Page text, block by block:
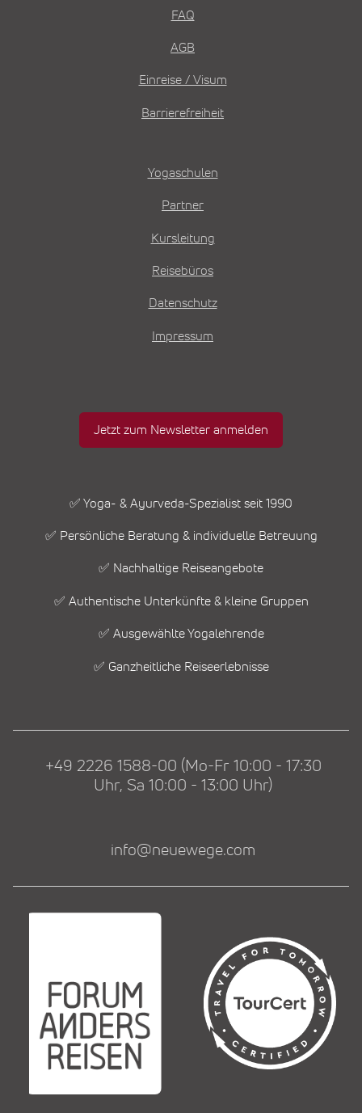
FAQ
AGB
Einreise / Visum
Barrierefreiheit
Yogaschulen
Partner
Kursleitung
Reisebüros
Datenschutz
Impressum
Jetzt zum Newsletter anmelden
✅ Yoga- & Ayurveda-Spezialist seit 1990
✅ Persönliche Beratung & individuelle Betreuung
✅ Nachhaltige Reiseangebote
✅ Authentische Unterkünfte & kleine Gruppen
✅ Ausgewählte Yogalehrende
✅ Ganzheitliche Reiseerlebnisse
+49 2226 1588-00 (Mo-Fr 10:00 - 17:30
Uhr, Sa 10:00 - 13:00 Uhr)
info@neuewege.com